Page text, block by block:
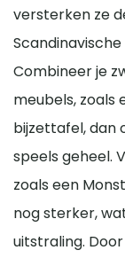
versterken ze
Combineer je
meubels, zoals
bijzettafel, dan
speels geheel.
zoals een
nog sterker,
uitstraling.